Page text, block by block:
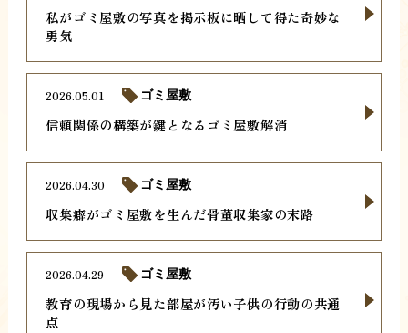
私がゴミ屋敷の写真を掲示板に晒して得た奇妙な
勇気
信頼関係の構築が鍵となるゴミ屋敷解消
2026.05.01 ゴミ屋敷
収集癖がゴミ屋敷を生んだ骨董収集家の末路
2026.04.30 ゴミ屋敷
教育の現場から見た部屋が汚い子供の行動の共通
点
2026.04.29 ゴミ屋敷